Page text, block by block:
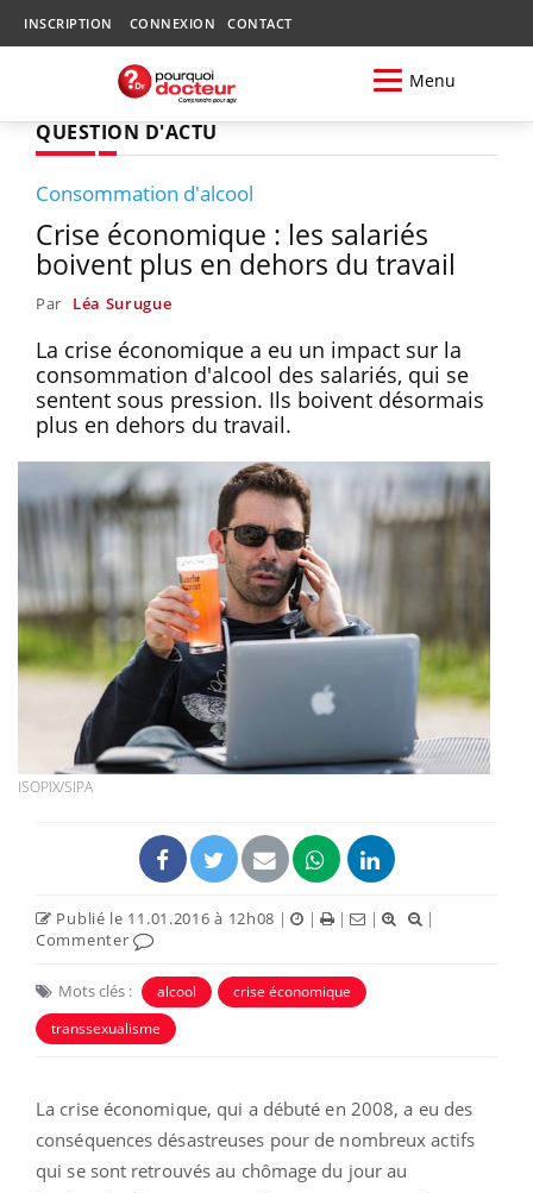
INSCRIPTION CONNEXION CONTACT
Menu
QUESTION D'ACTU
Consommation d'alcool
Crise économique : les salariés
boivent plus en dehors du travail
Par Léa Surugue
La crise économique a eu un impact sur la
consommation d'alcool des salariés, qui se
sentent sous pression. Ils boivent désormais
plus en dehors du travail.
ISOPIX/SIPA
Publié le 11.01.2016 à 12h08 | | | |
|
Commenter
Mots clés : alcool
crise économique
transsexualisme
La crise économique, qui a débuté en 2008, a eu des
conséquences désastreuses pour de nombreux actifs
qui se sont retrouvés au chômage du jour au